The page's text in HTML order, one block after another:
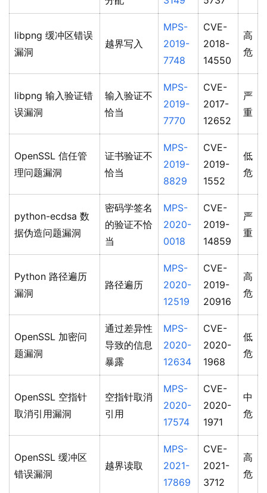
libpng 缓冲区错误
漏洞
越界写入
MPS-
2019-
7748
CVE-
2018-
14550
高
危
libpng 输入验证错
误漏洞
输入验证不
恰当
MPS-
2019-
7770
CVE-
2017-
12652
严
重
OpenSSL 信任管
理问题漏洞
证书验证不
恰当
MPS-
2019-
8829
CVE-
2019-
1552
低
危
python-ecdsa 数
据伪造问题漏洞
密码学签名
的验证不恰
当
MPS-
2020-
0018
CVE-
2019-
14859
严
重
Python 路径遍历
漏洞
路径遍历
MPS-
2020-
12519
CVE-
2019-
20916
高
危
OpenSSL 加密问
题漏洞
通过差异性
导致的信息
暴露
MPS-
2020-
12634
CVE-
2020-
1968
低
危
OpenSSL 空指针
取消引用漏洞
空指针取消
引用
MPS-
2020-
17574
CVE-
2020-
1971
中
危
OpenSSL 缓冲区
错误漏洞
越界读取
MPS-
2021-
17869
CVE-
2021-
3712
高
危